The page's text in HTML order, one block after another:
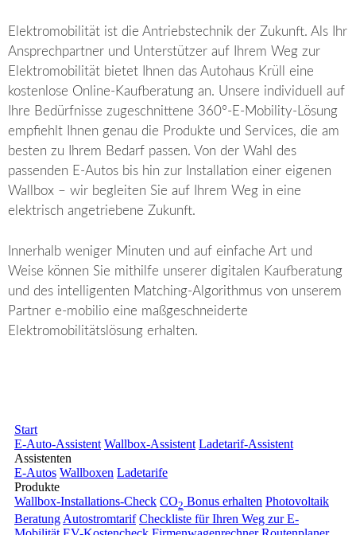
Elektromobilität ist die Antriebstechnik der Zukunft. Als Ihr
Ansprechpartner und Unterstützer auf Ihrem Weg zur
Elektromobilität bietet Ihnen das Autohaus Krüll eine
kostenlose Online-Kaufberatung an. Unsere individuell auf
Ihre Bedürfnisse zugeschnittene 360°-E-Mobility-Lösung
empfiehlt Ihnen genau die Produkte und Services, die am
besten zu Ihrem Bedarf passen. Von der Wahl des
passenden E-Autos bis hin zur Installation einer eigenen
Wallbox – wir begleiten Sie auf Ihrem Weg in eine
elektrisch angetriebene Zukunft.
Innerhalb weniger Minuten und auf einfache Art und
Weise können Sie mithilfe unserer digitalen Kaufberatung
und des intelligenten Matching-Algorithmus von unserem
Partner e-mobilio eine maßgeschneiderte
Elektromobilitätslösung erhalten.